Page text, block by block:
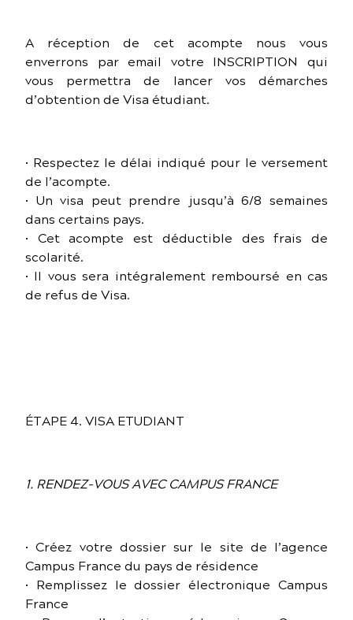
A réception de cet acompte nous vous
enverrons par email votre INSCRIPTION qui
vous permettra de lancer vos démarches
d’obtention de Visa étudiant.
• Respectez le délai indiqué pour le versement
de l’acompte.
• Un visa peut prendre jusqu’à 6/8 semaines
dans certains pays.
• Cet acompte est déductible des frais de
scolarité.
• Il vous sera intégralement remboursé en cas
de refus de Visa.
ÉTAPE 4. VISA ETUDIANT
1. RENDEZ-VOUS AVEC CAMPUS FRANCE
• Créez votre dossier sur le site de l’agence
Campus France du pays de résidence
• Remplissez le dossier électronique Campus
France